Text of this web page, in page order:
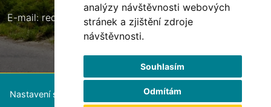
analýzy návštěvnosti webových
stránek a zjištění zdroje
návštěvnosti.
Souhlasím
Odmítám
E-mail:reditel@zscerekvice.cz
Nastavení souborů cookie